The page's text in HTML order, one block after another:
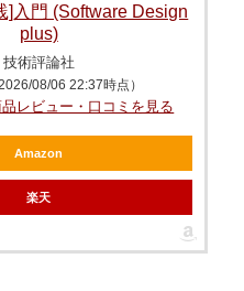
]入門 (Software Design
plus)
技術評論社
08/06 22:37時点）
レビュー・口コミを見る
Amazon
楽天